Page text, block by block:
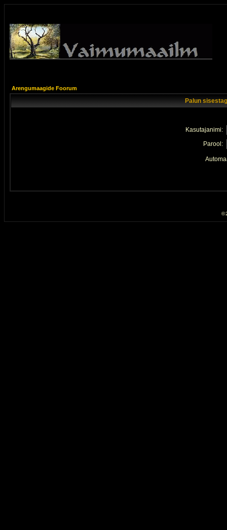
Arengumaagide Foorum
Palun
Kasutajanimi:
Parool:
©